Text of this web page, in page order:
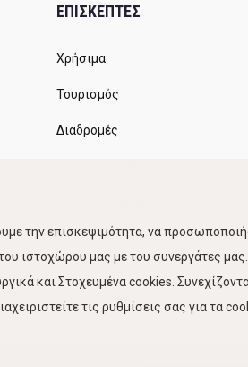
ΕΠΙΣΚΕΠΤΕΣ
Χρήσιμα
Τουρισμός
Διαδρομές
Κίνηση Λιμένος
την επισκεψιμότητα, να
ιστοχώρου μας με του συνεργάτες
και Στοχευμένα cookies.
τις ρυθμίσεις σας για τα